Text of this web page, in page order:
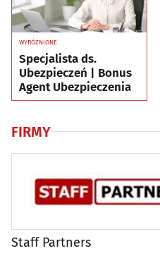
WYRÓŻNIONE
Specjalista ds.
Ubezpieczeń | Bonus
Agent Ubezpieczenia
FIRMY
Staff Partners